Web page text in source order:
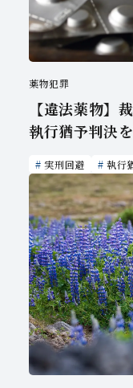
薬物犯罪
【違法薬物】
執行猶予判決
実刑回避 執行